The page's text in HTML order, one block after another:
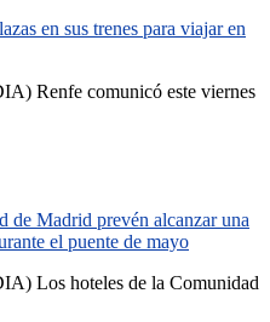
en sus trenes para viajar en
Renfe comunicó este viernes
de Madrid prevén alcanzar una
el puente de mayo
Los hoteles de la Comunidad